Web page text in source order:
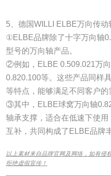
5、德国WILLI ELBE万向传
①ELBE品牌除了十字万向轴
型号的万向轴产品。
②例如，ELBE 0.509.021万
0.820.100等。这些产品同样
等特点，能够满足不同客户的
③其中，ELBE球窝万向轴
轴承支撑，适合在低速下使
互补，共同构成了ELBE品牌
以上素材来自品牌官网及网络，如有侵
拒绝虚假宣传！